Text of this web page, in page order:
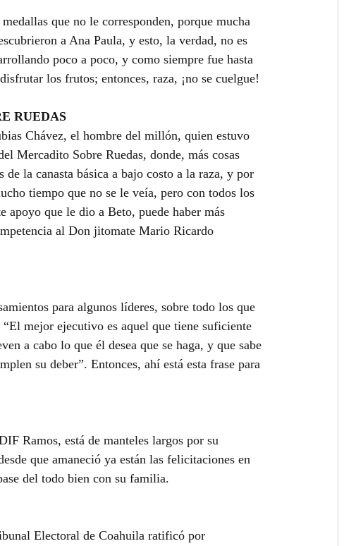
que no le corresponden, porque mucha
a Ana Paula, y esto, la verdad, no es
poco a poco, y como siempre fue hasta
los frutos; entonces, raza, ¡no se cuelgue!
RUEDAS
Chávez, el hombre del millón, quien estuvo
Mercadito Sobre Ruedas, donde, más cosas
la canasta básica a bajo costo a la raza, y por
tiempo que no se le veía, pero con todos los
apoyo que le dio a Beto, puede haber más
al Don jitomate Mario Ricardo
para algunos líderes, sobre todo los que
mejor ejecutivo es aquel que tiene suficiente
a cabo lo que él desea que se haga, y que sabe
su deber”. Entonces, ahí está esta frase para
Ramos, está de manteles largos por su
que amaneció ya están las felicitaciones en
del todo bien con su familia.
Electoral de Coahuila ratificó por